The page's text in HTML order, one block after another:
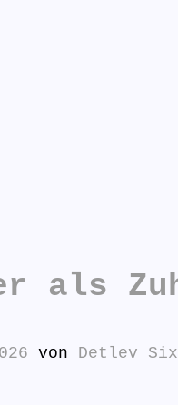
als
von Detlev Six